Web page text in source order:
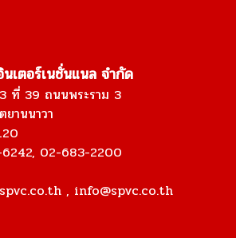
เตอร์เนชั่นแนล จำกัด
ที่ 39 ถนนพระราม 3
ยานนาวา
02-683-2200
, info@spvc.co.th